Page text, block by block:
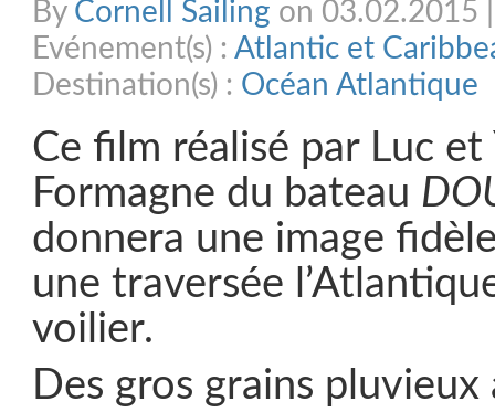
By Cornell Sailing on 03.02.2015 |
Evénement(s) : Atlantic et
Destination(s) : Océan Atlantique
Ce film réalisé par Luc et
Formagne du bateau
donnera une image
une traversée
voilier.
Des gros grains